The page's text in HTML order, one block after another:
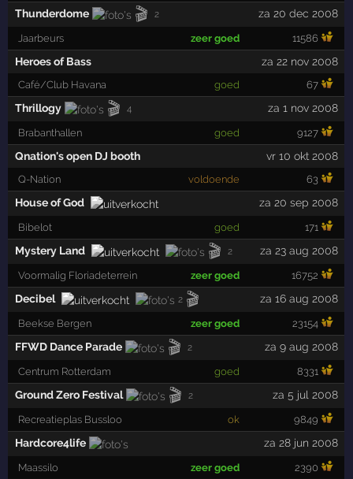
Thunderdome 🎬 2 za 20 dec 2008
Jaarbeurs zeer goed 11586
Heroes of Bass za 22 nov 2008
Café/Club Havana goed 67
Thrillogy 🎬 4 za 1 nov 2008
Brabanthallen goed 9127
Qnation's open DJ booth vr 10 okt 2008
Q-Nation voldoende 63
House of God za 20 sep 2008
Bibelot goed 171
Mystery Land 🎬 2 za 23 aug 2008
Voormalig Floriadeterrein zeer goed 16752
Decibel 2 🎬 za 16 aug 2008
Beekse Bergen zeer goed 23154
FFWD Dance Parade 🎬 2 za 9 aug 2008
Centrum Rotterdam goed 8331
Ground Zero Festival 🎬 2 za 5 jul 2008
Recreatieplas Bussloo ok 9849
Hardcore4life za 28 jun 2008
Maassilo zeer goed 2390